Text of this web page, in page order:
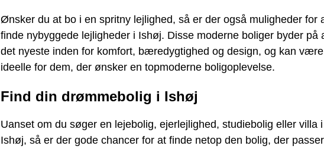
Ønsker du at bo i en spritny lejlighed, så er der også muligheder for
finde nybyggede lejligheder i Ishøj. Disse moderne boliger byder på
det nyeste inden for komfort, bæredygtighed og design, og kan være
ideelle for dem, der ønsker en topmoderne boligoplevelse.
Find din drømmebolig i Ishøj
Uanset om du søger en lejebolig, ejerlejlighed, studiebolig eller villa i
Ishøj, så er der gode chancer for at finde netop den bolig, der